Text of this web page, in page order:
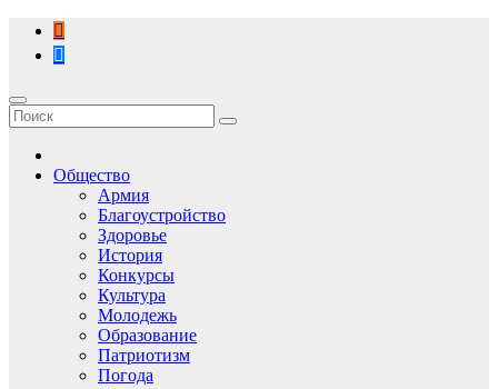
Перейти
содержимому
Общество
Армия
Благоустройство
Здоровье
История
Конкурсы
Культура
Молодежь
Образование
Патриотизм
Погода